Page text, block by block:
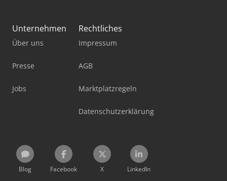
Unternehmen
Über uns
Presse
Jobs
Rechtliches
Impressum
AGB
Marktplatzregeln
Datenschutzerklärung
Blog Facebook X LinkedIn